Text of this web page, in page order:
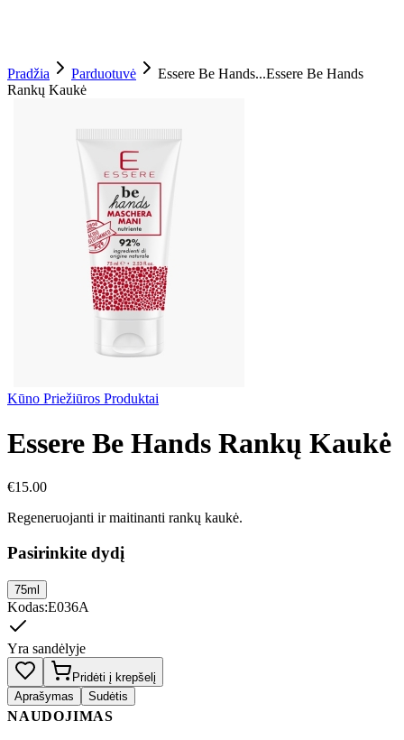
Pradžia Parduotuvė Essere Be Hands...Essere Be Hands
Rankų Kaukė
Kūno Priežiūros Produktai
Essere Be Hands Rankų Kaukė
€15.00
Regeneruojanti ir maitinanti rankų kaukė.
Pasirinkite dydį
75ml
Kodas:E036A
Yra sandėlyje
Pridėti į krepšelį
Aprašymas
Sudėtis
NAUDOJIMAS